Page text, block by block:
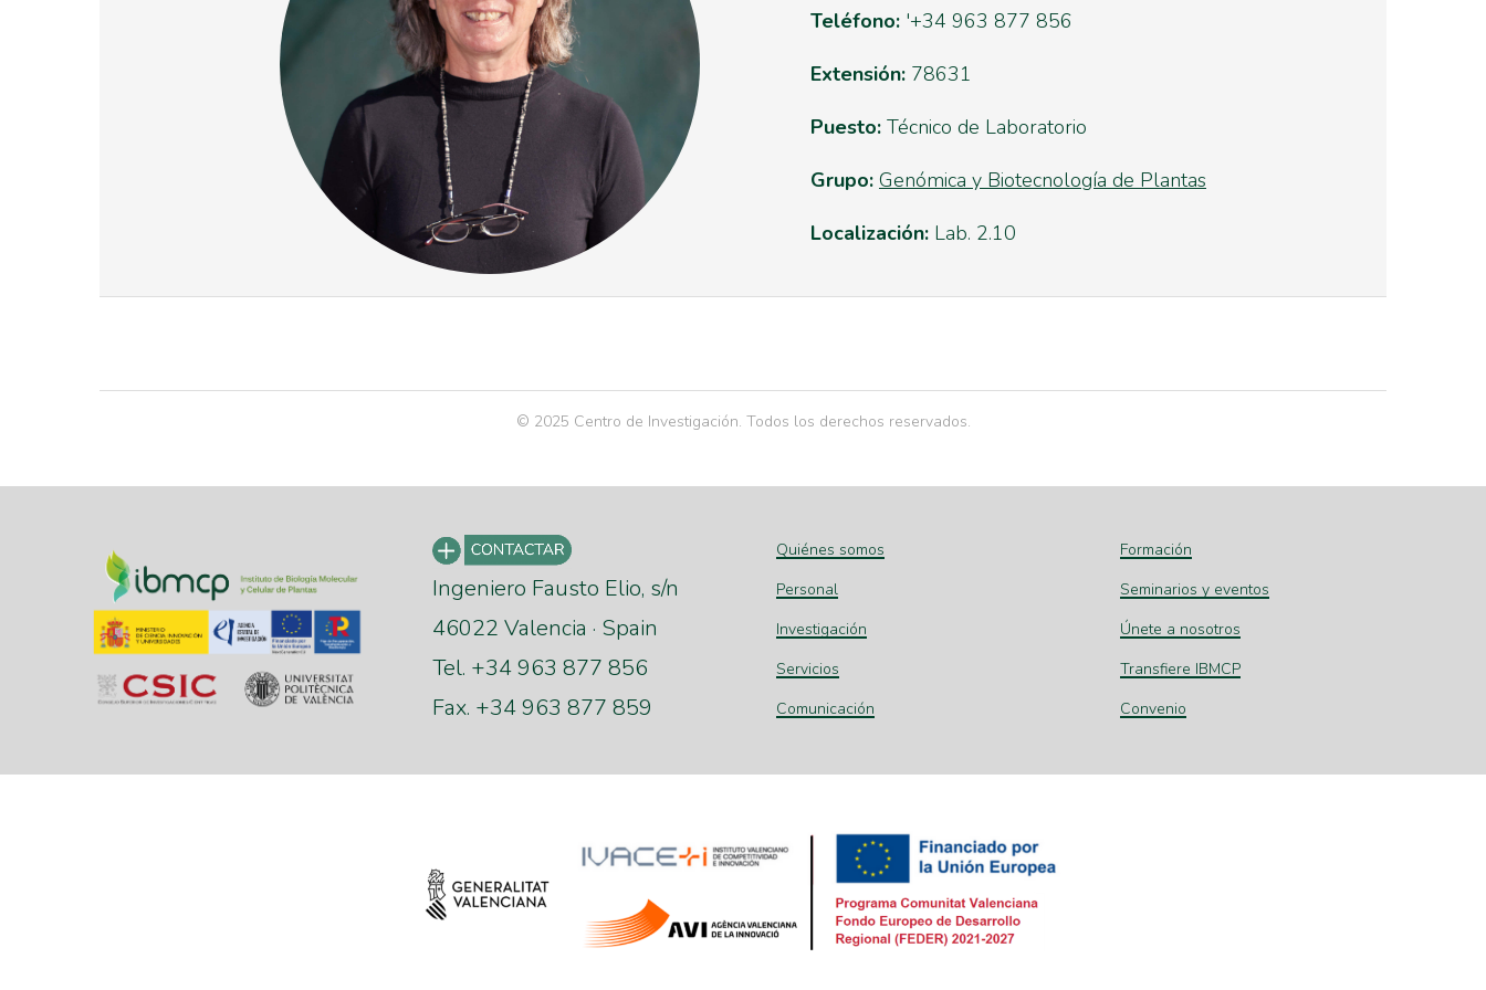
Teléfono: '+34 963 877 856
Extensión: 78631
Puesto: Técnico de Laboratorio
Grupo: Genómica y Biotecnología de Plantas
Localización: Lab. 2.10
© 2025 Centro de Investigación. Todos los derechos reservados.
Ingeniero Fausto Elio, s/n
46022 Valencia · Spain
Tel. +34 963 877 856
Fax. +34 963 877 859
Quiénes somos
Personal
Investigación
Servicios
Comunicación
Formación
Seminarios y eventos
Únete a nosotros
Transfiere IBMCP
Convenio